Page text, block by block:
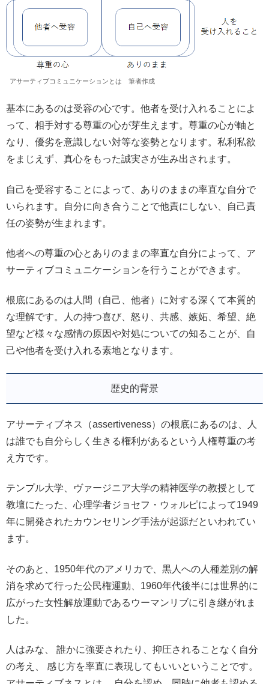
アサーティブコミュニケーションとは 筆者作成
基本にあるのは受容の心です。他者を受け入れることによ
って、相手対する尊重の心が芽生えます。尊重の心が軸と
なり、優劣を意識しない対等な姿勢となります。私利私欲
をまじえず、真心をもった誠実さが生み出されます。
自己を受容することによって、ありのままの率直な自分で
いられます。自分に向き合うことで他責にしない、自己責
任の姿勢が生まれます。
他者への尊重の心とありのままの率直な自分によって、ア
サーティブコミュニケーションを行うことができます。
根底にあるのは人間（自己、他者）に対する深くて本質的
な理解です。人の持つ喜び、怒り、共感、嫉妬、希望、絶
望など様々な感情の原因や対処についての知ることが、自
己や他者を受け入れる素地となります。
歴史的背景
アサーティブネス（assertiveness）の根底にあるのは、人
は誰でも自分らしく生きる権利があるという人権尊重の考
え方です。
テンプル大学、ヴァージニア大学の精神医学の教授として
教壇にたった、心理学者ジョセフ・ウォルピによって1949
年に開発されたカウンセリング手法が起源だといわれてい
ます。
そのあと、1950年代のアメリカで、黒人への人種差別の解
消を求めて行った公民権運動、1960年代後半には世界的に
広がった女性解放運動であるウーマンリブに引き継がれま
した。
人はみな、 誰かに強要されたり、抑圧されることなく自分
の考え、 感じ方を率直に表現してもいいということです。